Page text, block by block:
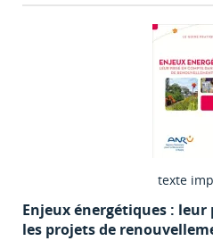
texte
Enjeux énergétiques :
les projets de